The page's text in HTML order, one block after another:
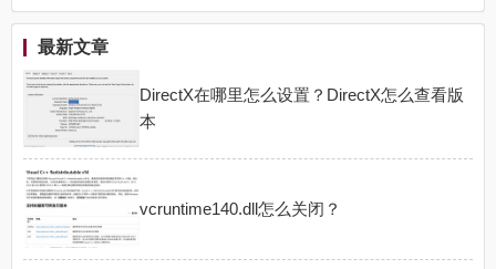
最新文章
DirectX在哪里怎么设置？DirectX怎么查看版
本
vcruntime140.dll怎么关闭？